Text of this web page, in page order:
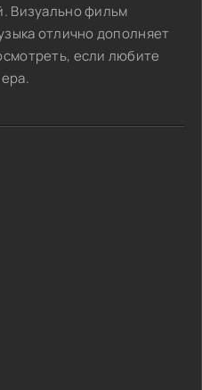
Визуально фильм
отлично дополняет
если любите